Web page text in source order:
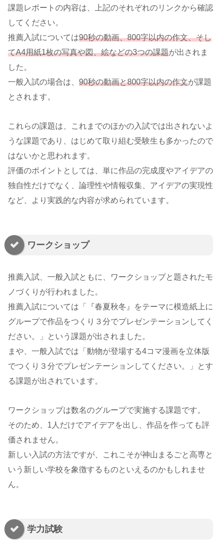
課題レポートの内容は、上記のそれぞれのリンクから確認
してください。
推薦入試については90秒の動画、800字以内の作文、そし
てA4用紙1枚の写真や図、絵などの3つの課題が出されま
した。
一般入試の場合は、 90秒の動画と800字以内の作文が課題
とされます。
これらの課題は、これまでのほかの入試では出されないよ
うな課題であり、はじめて取り組む受験生も多かったので
はないかと思われます。
評価のポイントとしては、単に作品の完成度やアイデアの
独自性だけでなく、論理性や情報収集、アイデアの実現性
など、より実践的な内容が求められています。
ワークショップ
推薦入試、一般入試ともに、ワークショップと題されたモ
ノづくりが行われました。
推薦入試については「『春夏秋冬』をテーマに模造紙上に
グループで作品をつくり３分でプレゼンテーションしてく
ださい。」という課題が出されました。
まや、一般入試では「動物が登場する4コマ漫画を立体版
でつくり３分でプレゼンテーションしてください。」とす
る課題が出されています。
ワークショップは数名のグループで実施する課題です。
そのため、1人だけでアイデアを出し、作品を作っても評
価されません。
新しい入試の方法ですが、これこそが神山まるごと高専と
いう新しい学校を象徴するものといえるのかもしれませ
ん。
学力試験